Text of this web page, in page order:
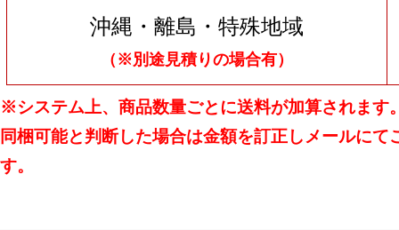
沖縄・離島・特殊地域
（※別途見積りの場合有）
※システム上、商品数量ごとに送料が加算されます
同梱可能と判断した場合は金額を訂正しメールにて
す。